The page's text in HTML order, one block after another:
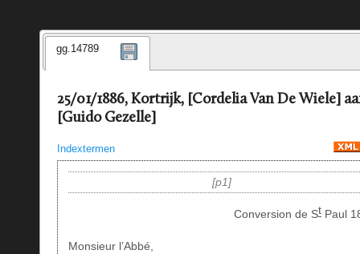
gg.14789
25/01/1886, Kortrijk, [Cordelia Van De Wiele]
[Guido Gezelle]
Indextermen
p1
Conversion de StPaul
Monsieur l’Abbé,